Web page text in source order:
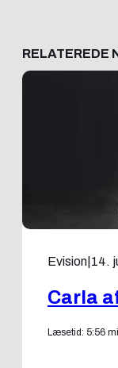
RELATEREDE
Evision 14.
Carla
Læsetid: 5:56